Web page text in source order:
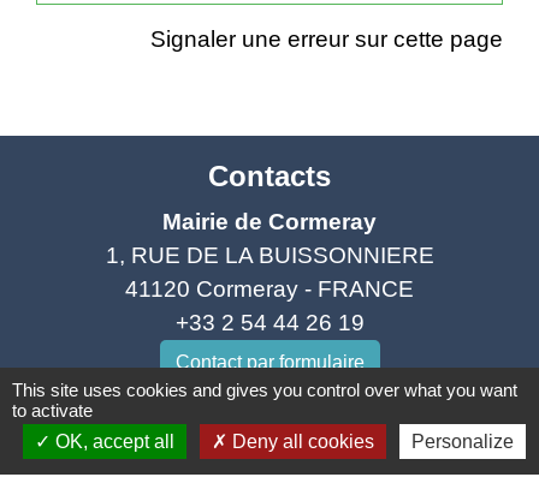
Signaler une erreur sur cette page
Contacts
Mairie de Cormeray
1, RUE DE LA BUISSONNIERE
41120 Cormeray - FRANCE
+33 2 54 44 26 19
Contact par formulaire
Ouverture de la Mairie au Public :
Lundi, Mardi, Jeudi 14h00 à 18h00 / Vendredi
This site uses cookies and gives you control over what you want
to activate
OK, accept all
Deny all cookies Personalize